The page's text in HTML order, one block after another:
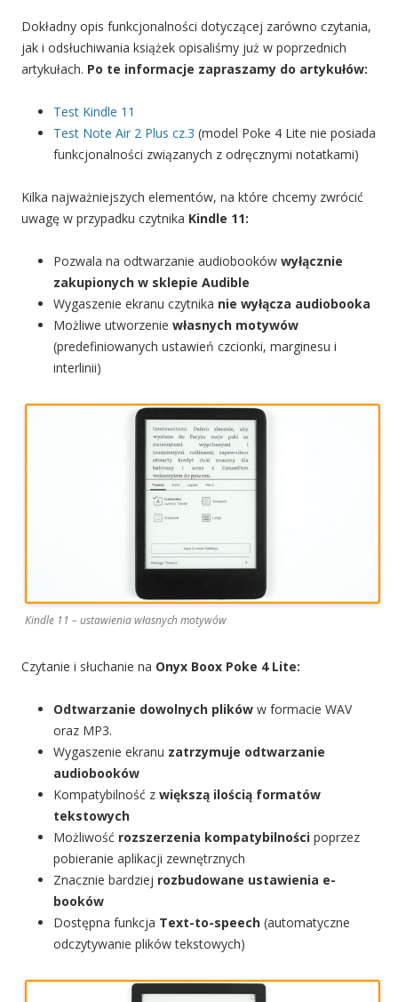
Dokładny opis funkcjonalności dotyczącej zarówno czytania,
jak i odsłuchiwania książek opisaliśmy już w poprzednich
artykułach. Po te informacje zapraszamy do artykułów:
Test Kindle 11
Test Note Air 2 Plus cz.3 (model Poke 4 Lite nie posiada
funkcjonalności związanych z odręcznymi notatkami)
Kilka najważniejszych elementów, na które chcemy zwrócić
uwagę w przypadku czytnika Kindle 11:
Pozwala na odtwarzanie audiobooków wyłącznie
zakupionych w sklepie Audible
Wygaszenie ekranu czytnika nie wyłącza audiobooka
Możliwe utworzenie własnych motywów
(predefiniowanych ustawień czcionki, marginesu i
interlinii)
Kindle 11 – ustawienia własnych motywów
Czytanie i słuchanie na Onyx Boox Poke 4 Lite:
Odtwarzanie dowolnych plików w formacie WAV
oraz MP3.
Wygaszenie ekranu zatrzymuje odtwarzanie
audiobooków
Kompatybilność z większą ilością formatów
tekstowych
Możliwość rozszerzenia kompatybilności poprzez
pobieranie aplikacji zewnętrznych
Znacznie bardziej rozbudowane ustawienia e-
booków
Dostępna funkcja Text-to-speech (automatyczne
odczytywanie plików tekstowych)